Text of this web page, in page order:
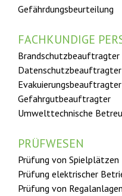
Gefährdungs­­­beurteilung
FACHKUNDIGE
Brandschutz­­­beauftragter
Datenschutzbeauftragter
Evakuierungsbeauftragter
Gefahrgut­­­beauftragter
Umwelttechnische
PRÜFWESEN
Prüfung von Spielplätzen
Prüfung elektrischer
Prüfung von Regalanlagen